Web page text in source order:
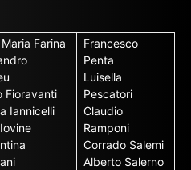
Farina
Fioravanti
Iannicelli
Francesco
Penta
Luisella
Pescatori
Claudio
Ramponi
Corrado Salemi
Alberto Salerno